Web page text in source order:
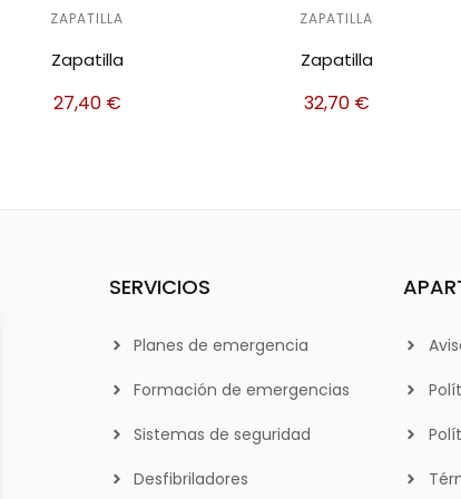
ZAPATILLA
Zapatilla
27,40 €
ZAPATILLA
Zapatilla
32,70 €
SERVICIOS
Planes de emergencia
Formación de emergencias
Sistemas de seguridad
Desfibriladores